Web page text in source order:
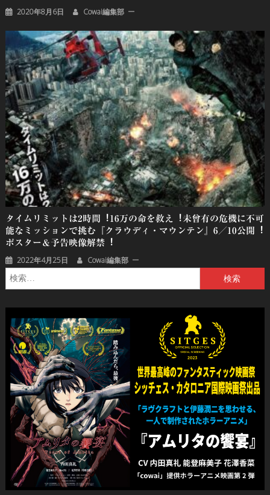
2020年8月6日 Cowai編集部
タイムリミットは2時間︕16万の命を救え︕未曾有の危機に不可
能なミッションで挑む『クラウディ・マウンテン』6／10公開︕
ポスター＆予告映像解禁︕
2022年4月25日 Cowai編集部
索: